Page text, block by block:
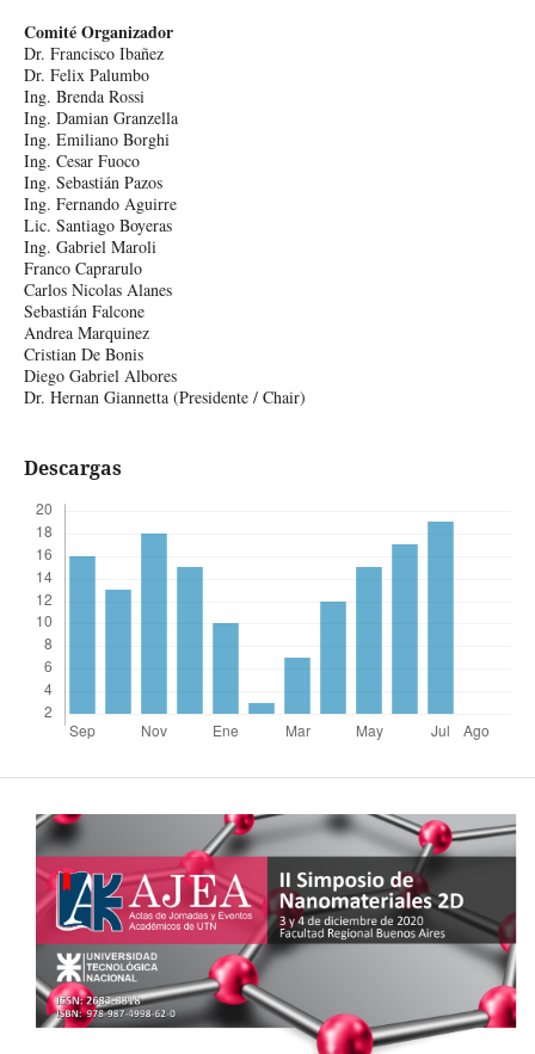
Comité Organizador
Dr. Francisco Ibañez
Dr. Felix Palumbo
Ing. Brenda Rossi
Ing. Damian Granzella
Ing. Emiliano Borghi
Ing. Cesar Fuoco
Ing. Sebastián Pazos
Ing. Fernando Aguirre
Lic. Santiago Boyeras
Ing. Gabriel Maroli
Franco Caprarulo
Carlos Nicolas Alanes
Sebastián Falcone
Andrea Marquinez
Cristian De Bonis
Diego Gabriel Albores
Dr. Hernan Giannetta (Presidente / Chair)
Descargas